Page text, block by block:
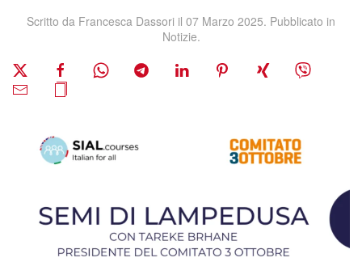
Scritto da Francesca Dassori il 07 Marzo 2025. Pubblicato in
Notizie.